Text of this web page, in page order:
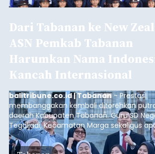
Dari Tabanan ke New
ASN Pemkab Tabanan
Harumkan Nama
Kancah Internasional
balitribune.co.id | Tabanan- Prestasi
membanggakan kembali ditorehkan
daerah Kabupaten Tabanan. Guru SD
Tegaljadi, Kecamatan Marga sekaligus
sipil negara (ASN) Pemerintah Kabupaten
Tabanan, I Ketut Darjika Astu (31),